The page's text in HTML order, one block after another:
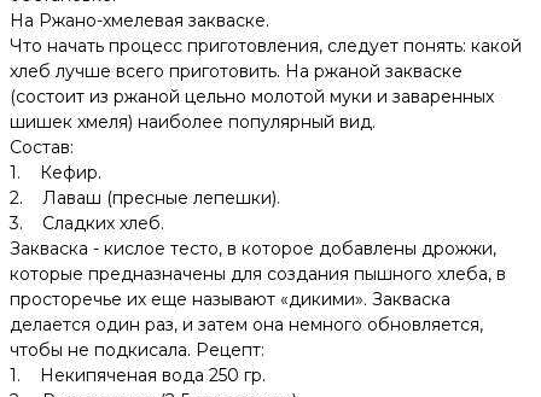
На Ржано-хмелевая закваске.
Что начать процесс приготовления, следует понять: какой
хлеб лучше всего приготовить. На ржаной закваске
(состоит из ржаной цельно молотой муки и заваренных
шишек хмеля) наиболее популярный вид.
Состав:
1. Кефир.
2. Лаваш (пресные лепешки).
3. Сладких хлеб.
Закваска - кислое тесто, в которое добавлены дрожжи,
которые предназначены для создания пышного хлеба, в
просторечье их еще называют «дикими». Закваска
делается один раз, и затем она немного обновляется,
чтобы не подкисала. Рецепт:
1. Некипяченая вода 250 гр.